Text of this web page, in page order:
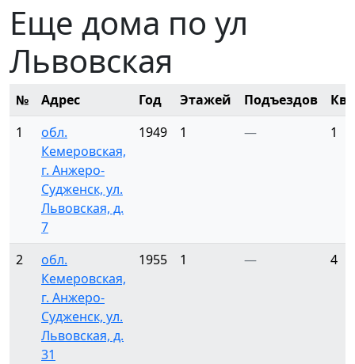
Еще дома по ул
Львовская
№ Адрес Год Этажей Подъездов
1
обл.
Кемеровская,
г. Анжеро-
Судженск, ул.
Львовская, д.
7
1949 1 — 1
2
обл.
Кемеровская,
г. Анжеро-
Судженск, ул.
Львовская, д.
31
1955 1 — 4